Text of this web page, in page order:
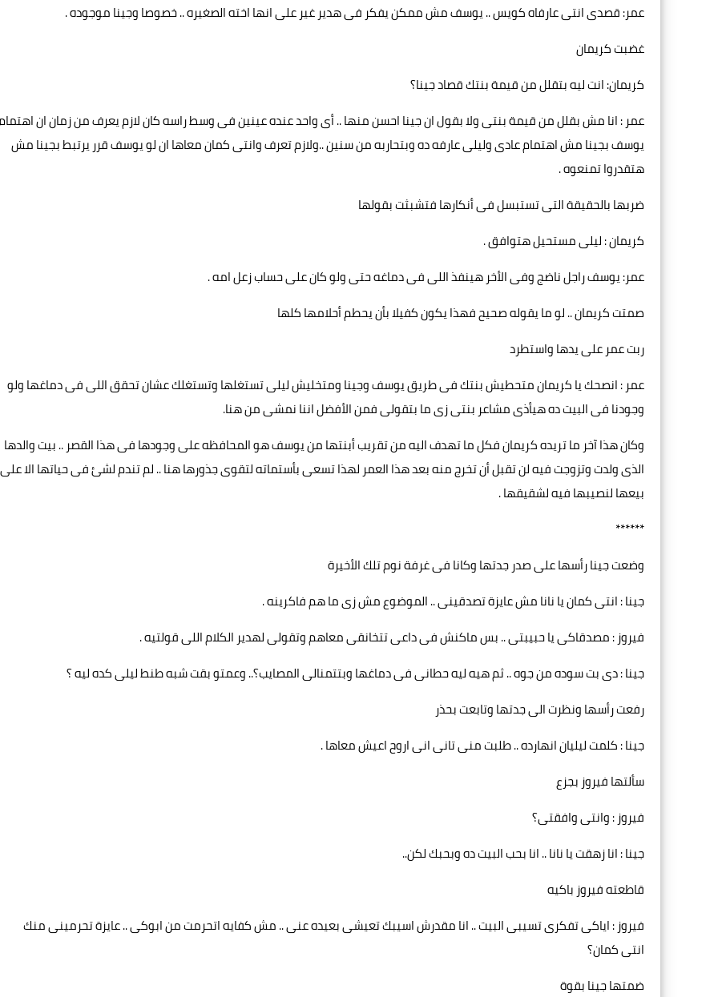
عمر: قصدى انتى عارفاه كويس .. يوسف مش ممكن يفكر فى هدير غير على انها اخته الصغيره .. خصوصا وجينا موجوده .
غضبت كريمان
كريمان: انت ليه بتقلل من قيمة بنتك قصاد جينا؟
عمر : انا مش بقلل من قيمة بنتى ولا بقول ان جينا احسن منها .. أى واحد عنده عينين فى وسط راسه كان لازم يعرف من زمان ان
يوسف بجينا مش اهتمام عادى وليلى عارفه ده وبتحاربه من سنين ..ولازم تعرف وانتى كمان معاها ان لو يوسف قرر يرتبط بجينا مش
هتقدروا تمنعوه .
ضربها بالحقيقة التى تستبسل فى أنكارها فتشبثت بقولها
كريمان : ليلى مستحيل هتوافق .
عمر: يوسف راجل ناضج وفى الأخر هينفذ اللى فى دماغه حتى ولو كان على حساب زعل امه .
صمتت كريمان .. لو ما يقوله صحيح فهذا يكون كفيلا بأن يحطم أحلامها كلها
ربت عمر على يدها واستطرد
عمر : انصحك يا كريمان متحطيش بنتك فى طريق يوسف وجينا ومتخليش ليلى تستغلها وتستغلك عشان تحقق اللى فى دماغها ولو
وجودنا فى البيت ده هيأذى مشاعر بنتى زى ما بتقولى فمن الأفضل اننا نمشى من هنا.
وكان هذا آخر ما تريده كريمان فكل ما تهدف اليه من تقريب أبنتها من يوسف هو المحافظه على وجودها فى هذا القصر .. بيت والدها
الذى ولدت وتزوجت فيه لن تقبل أن تخرج منه بعد هذا العمر لهذا تسعى بأستماته لتقوى جذورها هنا .. لم تندم لشئ فى حياتها الا على
بيعها لنصيبها فيه لشقيقها .
******
وضعت جينا رأسها على صدر جدتها وكانا فى غرفة نوم تلك الأخيرة
جينا : انتى كمان يا نانا مش عايزة تصدقينى .. الموضوع مش زى ما هم فاكرينه .
فيروز : مصدقاكى يا حبيبتى .. بس ماكنش فى داعى تتخانقى معاهم وتقولى لهدير الكلام اللى قولتيه .
جينا : دى بت سوده من جوه .. ثم هيه ليه حطانى فى دماغها وبتتمنالى المصايب؟.. وعمتو بقت شبه طنط ليلى كده ليه ؟
رفعت رأسها ونظرت الى جدتها وتابعت بحذر
جينا : كلمت ليليان انهارده .. طلبت منى تانى انى اروح اعيش معاها .
سألتها فيروز بجزع
فيروز : وانتى وافقتى؟
جينا : انا زهقت يا نانا .. انا بحب البيت ده وبحبك لكن..
قاطعته فيروز باكيه
فيروز : اياكى تفكرى تسيبى البيت .. انا مقدرش اسيبك تعيشى بعيده عنى .. مش كفايه اتحرمت من ابوكى .. عايزة تحرمينى منك
انتى كمان؟
ضمتها جينا بقوة